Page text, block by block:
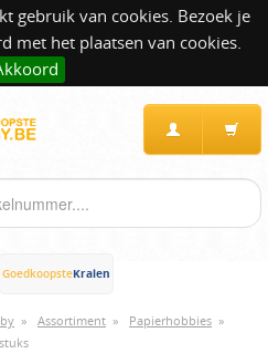
gebruik van cookies. Bezoek je
met het plaatsen van cookies.
GoedkoopsteKralen
» Assortiment » Papierhobbies »